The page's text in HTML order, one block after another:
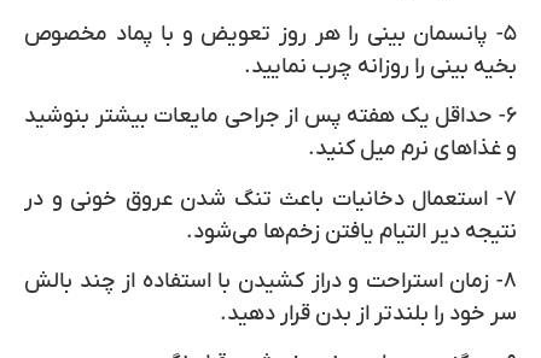
۵- پانسمان بینی را هر روز تعویض و با پماد مخصوص
بخیه بینی را روزانه چرب نمایید.
۶- حداقل یک هفته پس از جراحی مایعات بیشتر بنوشید
و غذاهای نرم میل کنید.
۷- استعمال دخانیات باعث تنگ شدن عروق خونی و در
نتیجه دیر التیام یافتن زخم‌ها می‌شود.
۸- زمان استراحت و دراز کشیدن با استفاده از چند بالش
سر خود را بلندتر از بدن قرار دهید.